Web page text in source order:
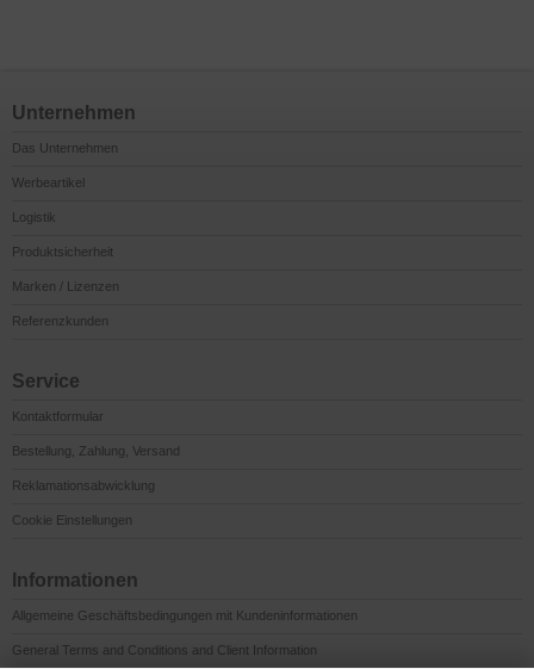
Unternehmen
Das Unternehmen
Werbeartikel
Logistik
Produktsicherheit
Marken / Lizenzen
Referenzkunden
Service
Kontaktformular
Bestellung, Zahlung, Versand
Reklamationsabwicklung
Cookie Einstellungen
Informationen
Allgemeine Geschäftsbedingungen mit Kundeninformationen
General Terms and Conditions and Client Information